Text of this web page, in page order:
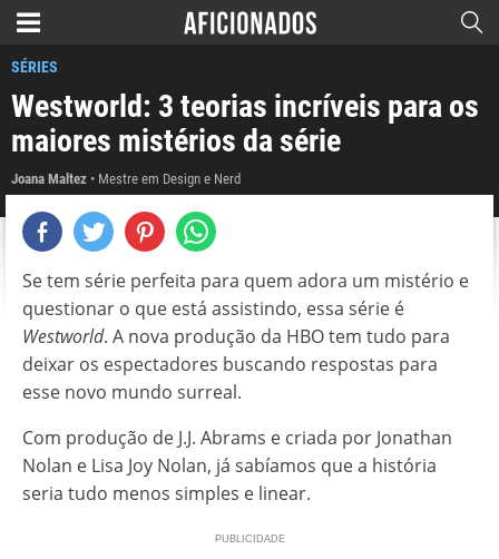
SÉRIES
Westworld: 3 teorias incríveis para os
maiores mistérios da série
Joana Maltez Mestre em Design e Nerd
Se tem série perfeita para quem adora um mistério e
questionar o que está assistindo, essa série é
Westworld. A nova produção da HBO tem tudo para
deixar os espectadores buscando respostas para
esse novo mundo surreal.
Com produção de J.J. Abrams e criada por Jonathan
Nolan e Lisa Joy Nolan, já sabíamos que a história
seria tudo menos simples e linear.